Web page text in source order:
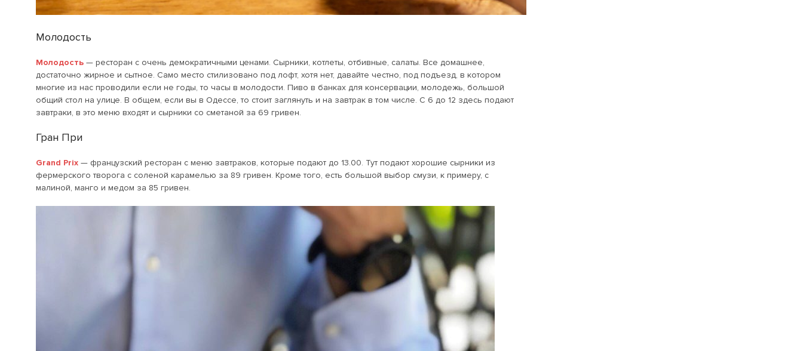
Молодость
Молодость — ресторан с очень демократичными ценами. Сырники, котлеты, отбивные, салаты. Все домашнее,
достаточно жирное и сытное. Само место стилизовано под лофт, хотя нет, давайте честно, под подъезд, в котором
многие из нас проводили если не годы, то часы в молодости. Пиво в банках для консервации, молодежь, большой
общий стол на улице. В общем, если вы в Одессе, то стоит заглянуть и на завтрак в том числе. С 6 до 12 здесь подают
завтраки, в это меню входят и сырники со сметаной за 69 гривен.
Гран При
Grand Prix — французский ресторан с меню завтраков, которые подают до 13.00. Тут подают хорошие сырники из
фермерского творога с соленой карамелью за 89 гривен. Кроме того, есть большой выбор смузи, к примеру, с
малиной, манго и медом за 85 гривен.